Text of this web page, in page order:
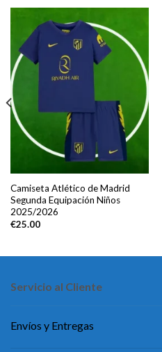
Camiseta Atlético de Madrid
Segunda Equipación Niños
2025/2026
€25.00
Servicio al Cliente
Envíos y Entregas